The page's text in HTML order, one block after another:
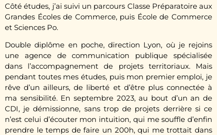
Côté études, j’ai suivi un parcours Classe Préparatoire aux
Grandes Écoles de Commerce, puis École de Commerce
et Sciences Po.
Double diplôme en poche, direction Lyon, où je rejoins
une agence de communication publique spécialisée
dans l’accompagnement de projets territoriaux. Mais
pendant toutes mes études, puis mon premier emploi, je
rêve d’un ailleurs, de liberté et d’être plus connectée à
ma sensibilité. En septembre 2023, au bout d’un an de
CDI, je démissionne, sans trop de projets derrière si ce
n’est celui d’écouter mon intuition, qui me souffle d’enfin
prendre le temps de faire un 200h, qui me trottait dans